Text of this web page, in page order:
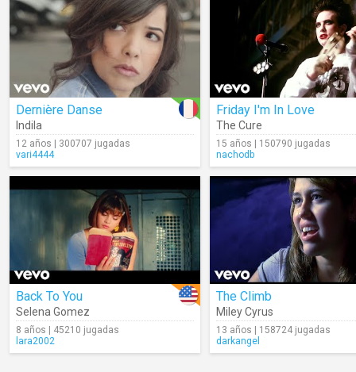
Dernière Danse
Indila
12 años | 300707 jugadas
vari4444
Friday I'm In Love
The Cure
15 años | 150790 jugadas
nachodb
Back To You
Selena Gomez
8 años | 45210 jugadas
lara2002
The Climb
Miley Cyrus
13 años | 158724 jugadas
darkangel